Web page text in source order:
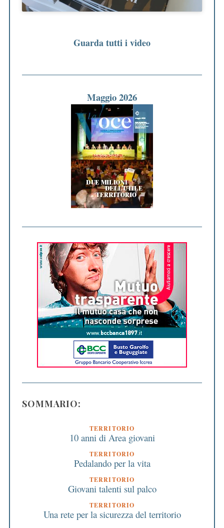
Guarda tutti i video
Maggio 2026
SOMMARIO:
TERRITORIO
10 anni di Area giovani
TERRITORIO
Pedalando per la vita
TERRITORIO
Giovani talenti sul palco
TERRITORIO
Una rete per la sicurezza del territorio